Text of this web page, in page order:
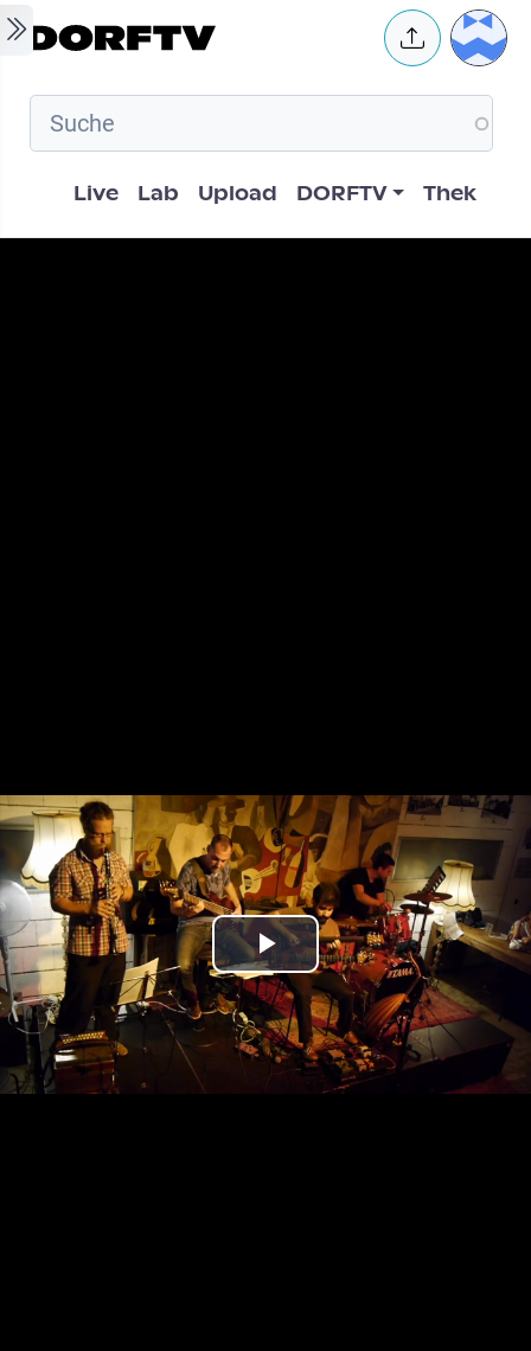
Skip to main content User
Hauptnavigation
Live Lab Upload DORFTV Thek
Play
Video